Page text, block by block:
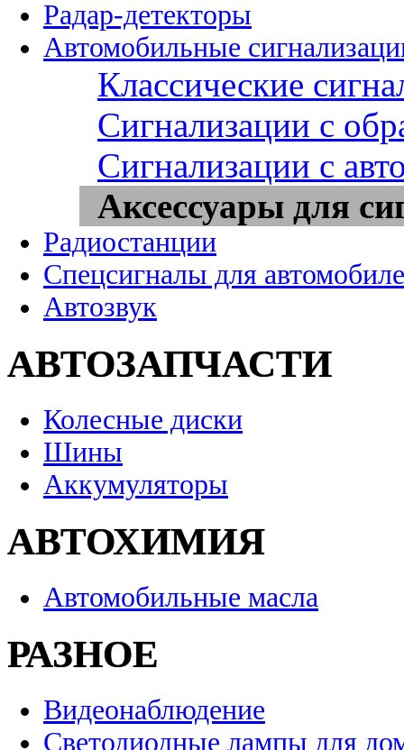
Радар-детекторы
Автомобильные
Классические
Сигнализации с
Сигнализации с
Аксессуары для
Радиостанции
Спецсигналы для
Автозвук
АВТОЗАПЧАСТИ
Колесные диски
Шины
Аккумуляторы
АВТОХИМИЯ
Автомобильные масла
РАЗНОЕ
Видеонаблюдение
Светодиодные лампы для